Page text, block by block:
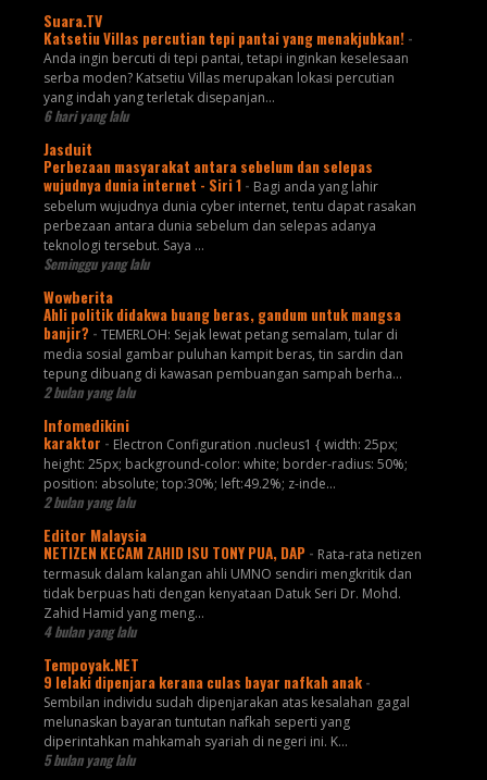
Suara.TV
Katsetiu Villas percutian tepi pantai yang menakjubkan! -
Anda ingin bercuti di tepi pantai, tetapi inginkan keselesaan
serba moden? Katsetiu Villas merupakan lokasi percutian
yang indah yang terletak disepanjan...
6 hari yang lalu
Jasduit
Perbezaan masyarakat antara sebelum dan selepas
wujudnya dunia internet - Siri 1 - Bagi anda yang lahir
sebelum wujudnya dunia cyber internet, tentu dapat rasakan
perbezaan antara dunia sebelum dan selepas adanya
teknologi tersebut. Saya ...
Seminggu yang lalu
Wowberita
Ahli politik didakwa buang beras, gandum untuk mangsa
banjir? - TEMERLOH: Sejak lewat petang semalam, tular di
media sosial gambar puluhan kampit beras, tin sardin dan
tepung dibuang di kawasan pembuangan sampah berha...
2 bulan yang lalu
Infomedikini
karaktor - Electron Configuration .nucleus1 { width: 25px;
height: 25px; background-color: white; border-radius: 50%;
position: absolute; top:30%; left:49.2%; z-inde...
2 bulan yang lalu
Editor Malaysia
NETIZEN KECAM ZAHID ISU TONY PUA, DAP - Rata-rata netizen
termasuk dalam kalangan ahli UMNO sendiri mengkritik dan
tidak berpuas hati dengan kenyataan Datuk Seri Dr. Mohd.
Zahid Hamid yang meng...
4 bulan yang lalu
Tempoyak.NET
9 lelaki dipenjara kerana culas bayar nafkah anak -
Sembilan individu sudah dipenjarakan atas kesalahan gagal
melunaskan bayaran tuntutan nafkah seperti yang
diperintahkan mahkamah syariah di negeri ini. K...
5 bulan yang lalu